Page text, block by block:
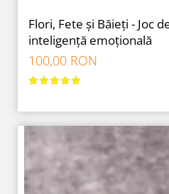
Flori, Fete și Băieți - Joc
inteligență emoțională
100,00 RON